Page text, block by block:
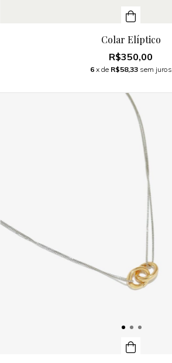
Colar Elíptico
R$350,00
6 x de R$58,33 sem juros